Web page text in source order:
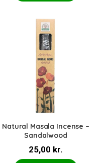
Natural Masala Incense –
Sandalwood
25,00 kr.